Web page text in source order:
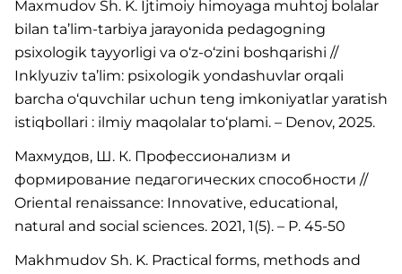
Maxmudov Sh. K. Ijtimoiy himoyaga muhtoj bolalar
bilan ta’lim-tarbiya jarayonida pedagogning
psixologik tayyorligi va o‘z-o‘zini boshqarishi //
Inklyuziv ta’lim: psixologik yondashuvlar orqali
barcha o‘quvchilar uchun teng imkoniyatlar yaratish
istiqbollari : ilmiy maqolalar to‘plami. – Denov, 2025.
Махмудов, Ш. К. Профессионализм и
формирование педагогических способности //
Oriental renaissance: Innovative, educational,
natural and social sciences. 2021, 1(5). – P. 45-50
Makhmudov Sh. K. Practical forms, methods and